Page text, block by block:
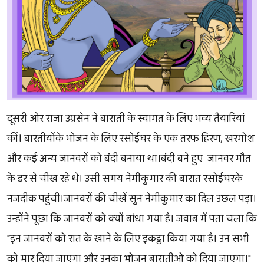
दूसरी ओर राजा उग्रसेन ने बाराती के स्वागत के लिए भव्य तैयारियां
कीं। बारतीयोंके भोजन के लिए रसोईघर के एक तरफ हिरण, खरगोश
और कई अन्य जानवरों को बंदी बनाया था।बंदी बने हुए जानवर मौत
के डर से चीख रहे थे। उसी समय नेमीकुमार की बारात रसोईघरके
नजदीक पहुंची।जानवरों की चीखें सुन नेमीकुमार का दिल उछल पड़ा।
उन्होंने पूछा कि जानवरों को क्यों बांधा गया है। जवाब में पता चला कि
"इन जानवरों को रात के खाने के लिए इकट्ठा किया गया है। उन सभी
को मार दिया जाएगा और उनका भोजन बारातीओ को दिया जाएगा।"